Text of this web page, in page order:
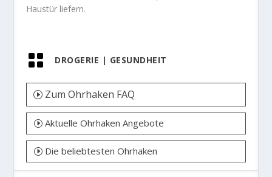
Haustür liefern.
 DROGERIE | GESUNDHEIT
Zum Ohrhaken FAQ
Aktuelle Ohrhaken Angebote
Die beliebtesten Ohrhaken